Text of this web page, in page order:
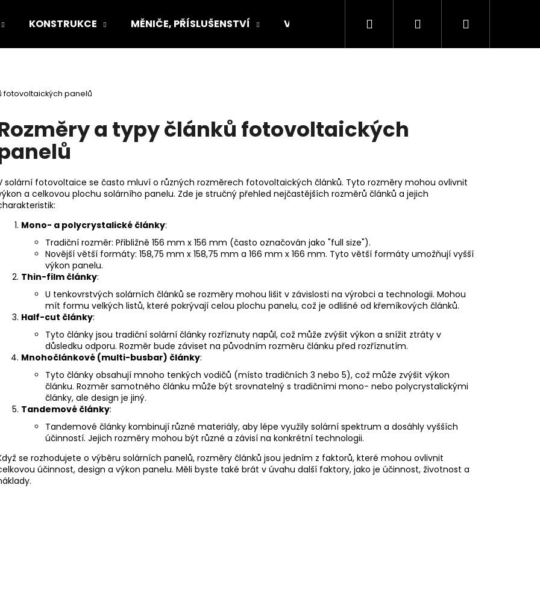
KONSTRUKCE MĚNIČE, PŘÍSLUŠENSTVÍ VELKOOBCHOD, B2B KONSTRUKCE B2B -
Hledat PřihlášeníNákupní
fotovoltaických panelů
a typy článků fotovoltaických
solární fotovoltaice se často mluví o různých rozměrech fotovoltaických článků. Tyto rozměry mohou ovlivnit
a celkovou plochu solárního panelu. Zde je stručný přehled nejčastějších rozměrů článků a jejich
Mono- a polycrystalické články:
Tradiční rozměr: Přibližně 156 mm x 156 mm (často označován jako "full size").
Novější větší formáty: 158,75 mm x 158,75 mm a 166 mm x 166 mm. Tyto větší formáty umožňují vyšší
výkon panelu.
Thin-film články:
U tenkovrstvých solárních článků se rozměry mohou lišit v závislosti na výrobci a technologii. Mohou
mít formu velkých listů, které pokrývají celou plochu panelu, což je odlišné od křemíkových článků.
Half-cut články:
Tyto články jsou tradiční solární články rozříznuty napůl, což může zvýšit výkon a snížit ztráty v
důsledku odporu. Rozměr bude záviset na původním rozměru článku před rozříznutím.
Mnohočlánkové (multi-busbar) články:
Tyto články obsahují mnoho tenkých vodičů (místo tradičních 3 nebo 5), což může zvýšit výkon
článku. Rozměr samotného článku může být srovnatelný s tradičními mono- nebo polycrystalickými
články, ale design je jiný.
Tandemové články:
Tandemové články kombinují různé materiály, aby lépe využily solární spektrum a dosáhly vyšších
účinností. Jejich rozměry mohou být různé a závisí na konkrétní technologii.
se rozhodujete o výběru solárních panelů, rozměry článků jsou jedním z faktorů, které mohou ovlivnit
účinnost, design a výkon panelu. Měli byste také brát v úvahu další faktory, jako je účinnost, životnost a
IMBUSOVÝ ŠROUB M8X20